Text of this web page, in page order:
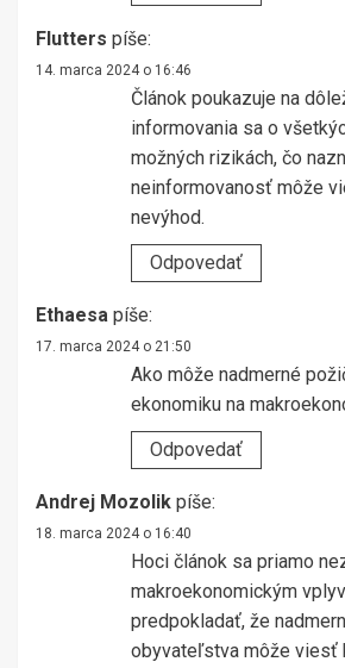
Flutters píše:
14. marca 2024 o 16:46
Článok poukazuje na
informovania sa o
možných rizikách, čo
neinformovanosť môže
nevýhod.
Odpovedať
Ethaesa píše:
17. marca 2024 o 21:50
Ako môže nadmerné
ekonomiku na
Odpovedať
Andrej Mozolik píše:
18. marca 2024 o 16:40
Hoci článok sa priamo
makroekonomickým
predpokladať, že
obyvateľstva môže viesť